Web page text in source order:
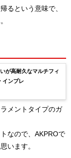
るという意味で、
が高耐久なマルチフィ
インプレ
メントタイプのガ
なので、AKPROで
います。